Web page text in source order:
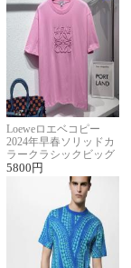
Loeweロエベコピー
2024年早春ソリッドカ
ラークラシックビッグ
ロゴ刺繍Tシャツ
5800 円